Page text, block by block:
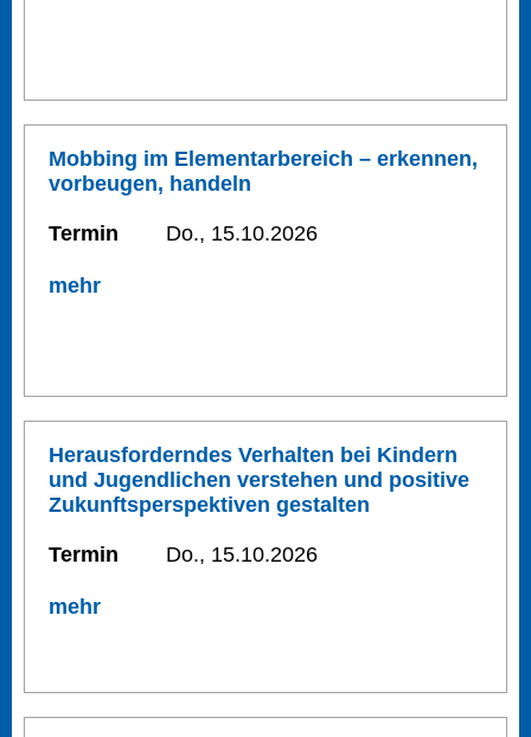
Mobbing im Elementarbereich – erkennen,
vorbeugen, handeln
Termin Do., 15.10.2026
mehr
Herausforderndes Verhalten bei Kindern
und Jugendlichen verstehen und positive
Zukunftsperspektiven gestalten
Termin Do., 15.10.2026
mehr